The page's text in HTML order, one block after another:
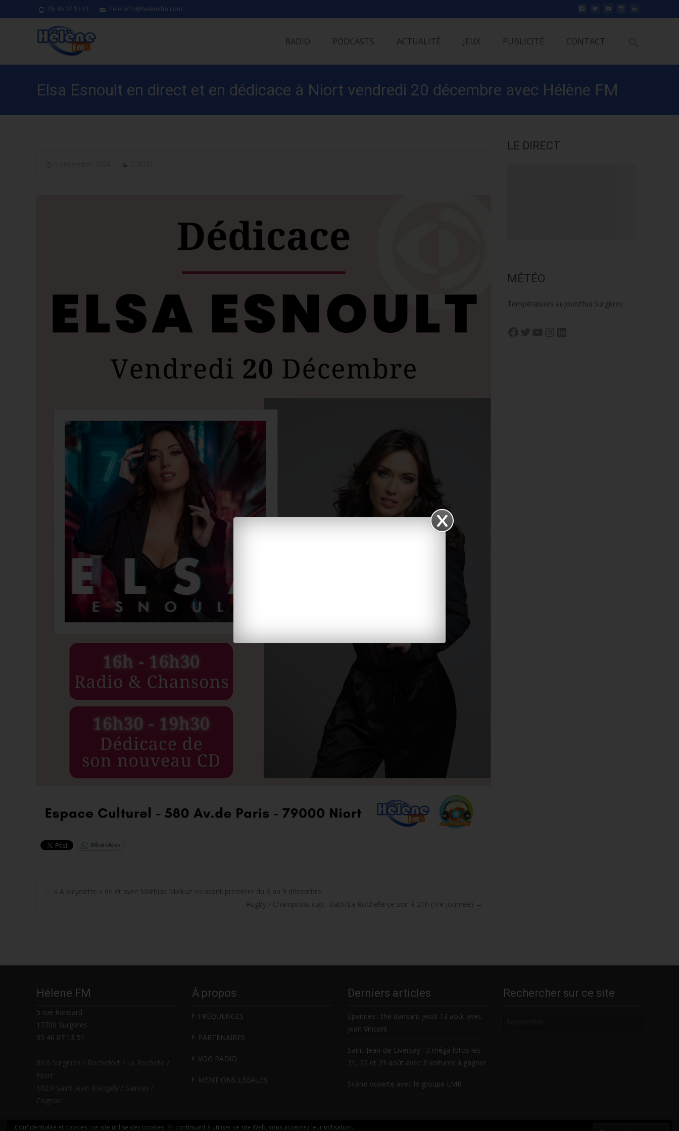
05 46 07 13 51 helenefm@helenefm.com
RADIO PODCASTS ACTUALITÉ JEUX PUBLICITÉ CONTACT
Elsa Esnoult en direct et en dédicace à Niort vendredi 20 décembre avec Hélène FM
WhatsApp
Post
← « À bicyclette » de et avec Mathias Mlekuz en avant-première du 6 au 9 décembre
Rugby / Champions cup : Bath/La Rochelle ce soir à 21h (1re journée) →
LE DIRECT
MÉTÉO
Températures aujourd'hui Surgères
Hélene FM
5 rue Ronsard
17700 Surgères
05 46 07 13 51
89.0 Surgères / Rochefort / La Rochelle /
Niort
102.9 Saint-Jean-d'Angély / Saintes /
Cognac
À propos
FRÉQUENCES
PARTENAIRES
VOG RADIO
MENTIONS LÉGALES
Derniers articles
Épannes : thé dansant jeudi 13 août avec
Jean Vincent
Saint-Jean-de-Liversay : 3 méga lotos les
21, 22 et 23 août avec 3 voitures à gagner
Scène ouverte avec le groupe LMR
Rechercher sur ce site
Confidentialité et cookies : ce site utilise des cookies. En continuant à utiliser ce site Web, vous acceptez leur utilisation.